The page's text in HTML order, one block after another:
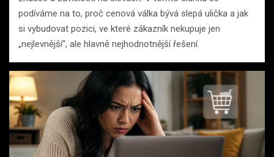
podíváme na to, proč cenová válka bývá slepá ulička a jak
si vybudovat pozici, ve které zákazník nekupuje jen
„nejlevnější“, ale hlavně nejhodnotnější řešení.